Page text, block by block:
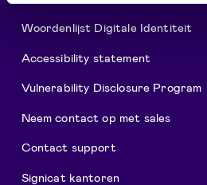
Woordenlijst Digitale Identiteit
Accessibility statement
Vulnerability Disclosure Program
Neem contact op met sales
Contact support
Signicat kantoren